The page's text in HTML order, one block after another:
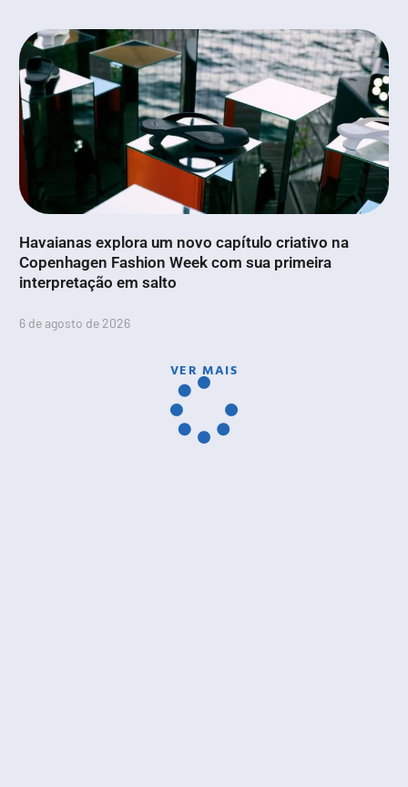
Havaianas explora um novo capítulo criativo na
Copenhagen Fashion Week com sua primeira
interpretação em salto
6 de agosto de 2026
VER MAIS